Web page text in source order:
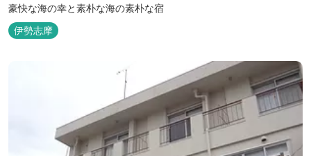
豪快な海の幸と素朴な海の素朴な宿
伊勢志摩